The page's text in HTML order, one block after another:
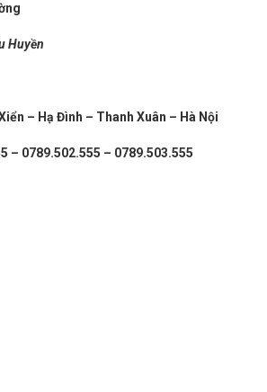
Huyền
– Hạ Đình – Thanh Xuân – Hà Nội
– 0789.502.555 – 0789.503.555